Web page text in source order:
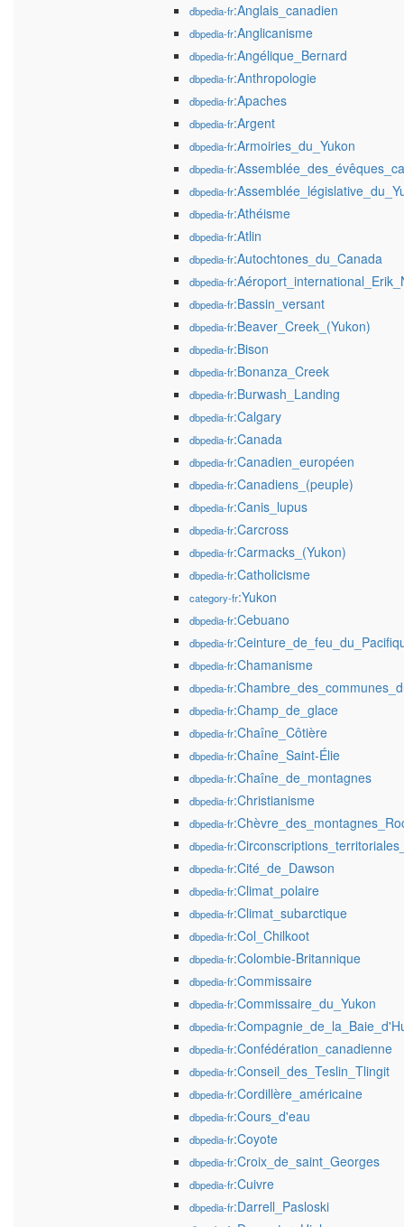
dbpedia-fr:Anglais_canadien
dbpedia-fr:Anglicanisme
dbpedia-fr:Angélique_Bernard
dbpedia-fr:Anthropologie
dbpedia-fr:Apaches
dbpedia-fr:Argent
dbpedia-fr:Armoiries_du_Yukon
dbpedia-fr
dbpedia-fr
dbpedia-fr:Athéisme
dbpedia-fr:Atlin
dbpedia-fr:Autochtones_du_Canada
dbpedia-fr
dbpedia-fr:Bassin_versant
dbpedia-fr:Beaver_Creek_(Yukon)
dbpedia-fr:Bison
dbpedia-fr:Bonanza_Creek
dbpedia-fr:Burwash_Landing
dbpedia-fr:Calgary
dbpedia-fr:Canada
dbpedia-fr:Canadien_européen
dbpedia-fr:Canadiens_(peuple)
dbpedia-fr:Canis_lupus
dbpedia-fr:Carcross
dbpedia-fr:Carmacks_(Yukon)
dbpedia-fr:Catholicisme
category-fr:Yukon
dbpedia-fr:Cebuano
dbpedia-fr
dbpedia-fr:Chamanisme
dbpedia-fr
dbpedia-fr:Champ_de_glace
dbpedia-fr:Chaîne_Côtière
dbpedia-fr:Chaîne_Saint-Élie
dbpedia-fr:Chaîne_de_montagnes
dbpedia-fr:Christianisme
dbpedia-fr
dbpedia-fr
dbpedia-fr:Cité_de_Dawson
dbpedia-fr:Climat_polaire
dbpedia-fr:Climat_subarctique
dbpedia-fr:Col_Chilkoot
dbpedia-fr:Colombie-Britannique
dbpedia-fr:Commissaire
dbpedia-fr:Commissaire_du_Yukon
dbpedia-fr
dbpedia-fr:Confédération_canadienne
dbpedia-fr:Conseil_des_Teslin_Tlingit
dbpedia-fr:Cordillère_américaine
dbpedia-fr:Cours_d'eau
dbpedia-fr:Coyote
dbpedia-fr:Croix_de_saint_Georges
dbpedia-fr:Cuivre
dbpedia-fr:Darrell_Pasloski